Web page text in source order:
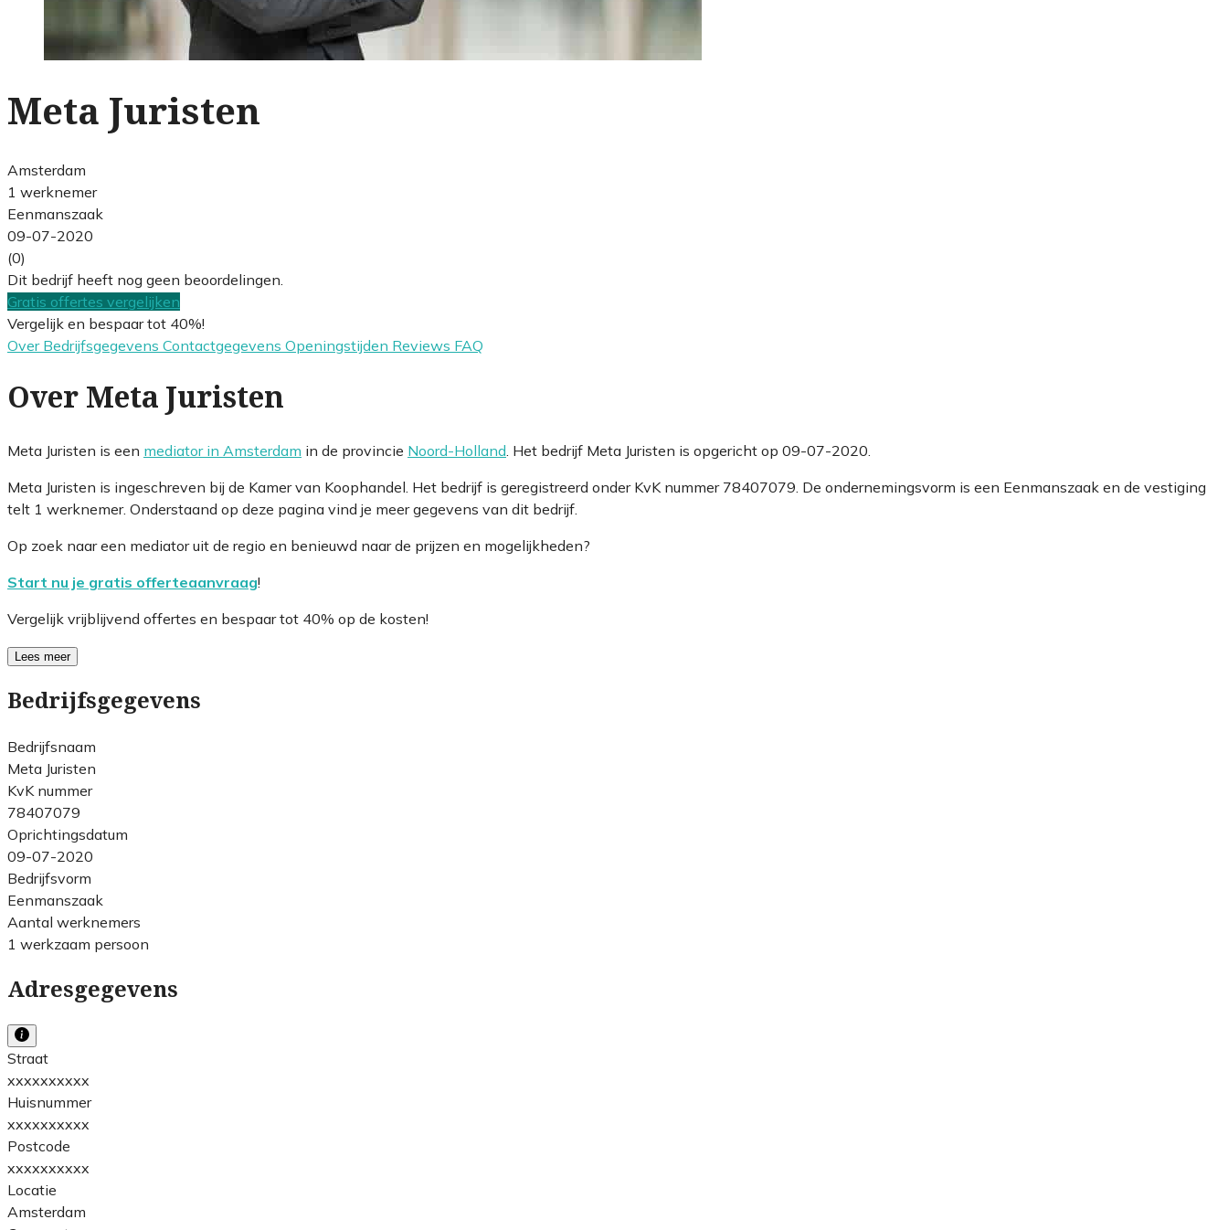
Meta Juristen
Amsterdam
1 werknemer
Eenmanszaak
09-07-2020
(0)
Dit bedrijf heeft nog geen beoordelingen.
Gratis offertes vergelijken
Vergelijk en bespaar tot 40%!
Over Bedrijfsgegevens Contactgegevens Openingstijden Reviews FAQ
Over Meta Juristen
Meta Juristen is een mediator in Amsterdam in de provincie Noord-Holland . Het bedrijf Meta Juristen is opgericht op 09-07-2020.
Meta Juristen is ingeschreven bij de Kamer van Koophandel. Het bedrijf is geregistreerd onder KvK nummer 78407079. De ondernemingsvorm is een Eenmanszaak en de vestiging
telt 1 werknemer. Onderstaand op deze pagina vind je meer gegevens van dit bedrijf.
Op zoek naar een mediator uit de regio en benieuwd naar de prijzen en mogelijkheden?
Start nu je gratis offerteaanvraag!
Vergelijk vrijblijvend offertes en bespaar tot 40% op de kosten!
Lees meer
Bedrijfsgegevens
Bedrijfsnaam
Meta Juristen
KvK nummer
78407079
Oprichtingsdatum
09-07-2020
Bedrijfsvorm
Eenmanszaak
Aantal werknemers
1 werkzaam persoon
Adresgegevens
Straat
xxxxxxxxxx
Huisnummer
xxxxxxxxxx
Postcode
xxxxxxxxxx
Locatie
Amsterdam